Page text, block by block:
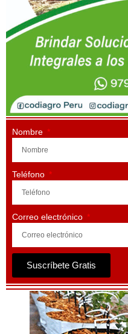
Nombre
Teléfono
Correo electrónico
Suscríbete Gratis